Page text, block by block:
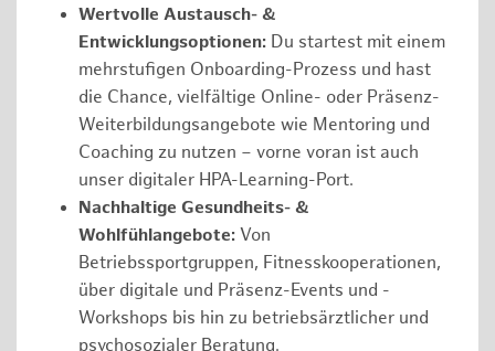
Wertvolle Austausch- &
Entwicklungsoptionen: Du startest mit einem
mehrstufigen Onboarding-Prozess und hast
die Chance, vielfältige Online- oder Präsenz-
Weiterbildungsangebote wie Mentoring und
Coaching zu nutzen – vorne voran ist auch
unser digitaler HPA-Learning-Port.
Nachhaltige Gesundheits- &
Wohlfühlangebote: Von
Betriebssportgruppen, Fitnesskooperationen,
über digitale und Präsenz-Events und -
Workshops bis hin zu betriebsärztlicher und
psychosozialer Beratung.